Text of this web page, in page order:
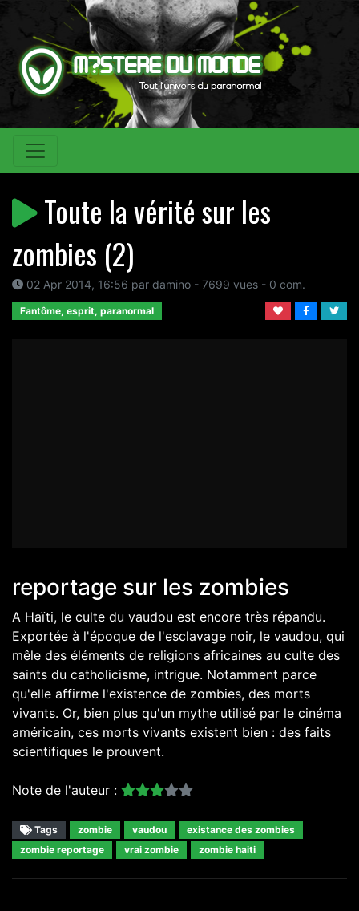
Toute la vérité sur les
zombies (2)
02 Apr 2014, 16:56 par damino - 7699 vues - 0 com.
Fantôme, esprit, paranormal
reportage sur les zombies
A Haïti, le culte du vaudou est encore très répandu.
Exportée à l'époque de l'esclavage noir, le vaudou, qui
mêle des éléments de religions africaines au culte des
saints du catholicisme, intrigue. Notamment parce
qu'elle affirme l'existence de zombies, des morts
vivants. Or, bien plus qu'un mythe utilisé par le cinéma
américain, ces morts vivants existent bien : des faits
scientifiques le prouvent.
Note de l'auteur :
Tags zombie vaudou
existance des zombies
zombie reportage
vrai zombie zombie haiti